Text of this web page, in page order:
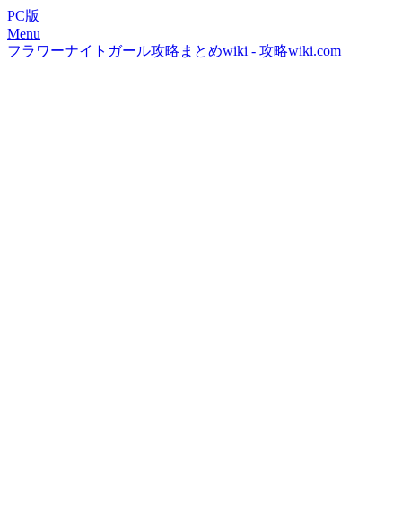
PC版
Menu
フラワーナイトガール攻略まとめwiki - 攻略wiki.com